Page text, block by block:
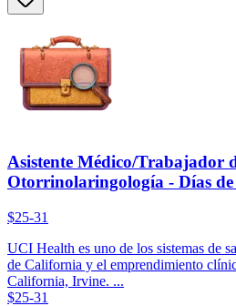
Asistente Médico/Trabajador
Otorrinolaringología - Días
$25-31
UCI Health es uno de los sistemas de
de California y el emprendimiento
California, Irvine. ...
$25-31